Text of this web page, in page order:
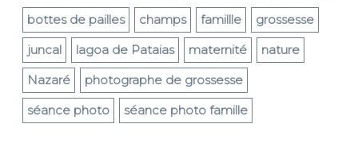
bottes de pailles champs famillle
grossesse
juncal
lagoa de Pataias maternité
nature
Nazaré
photographe de grossesse
séance photo
séance photo famille